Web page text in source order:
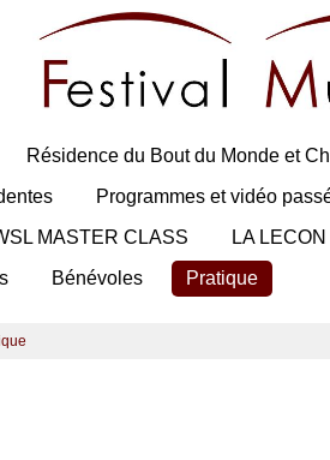
Résidence du Bout du Monde et
Programmes et vidéo
MASTER CLASS
LA
Bénévoles Pratique